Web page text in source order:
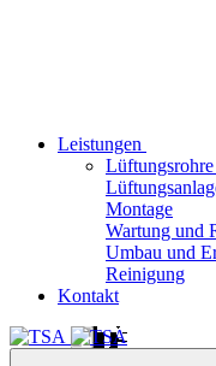
Leistungen
Montage
Wartung und
Umbau und
Reinigung
Kontakt